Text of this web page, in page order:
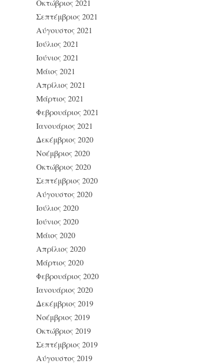
Οκτώβριος 2021
Σεπτέμβριος 2021
Αύγουστος 2021
Ιούλιος 2021
Ιούνιος 2021
Μάιος 2021
Απρίλιος 2021
Μάρτιος 2021
Φεβρουάριος 2021
Ιανουάριος 2021
Δεκέμβριος 2020
Νοέμβριος 2020
Οκτώβριος 2020
Σεπτέμβριος 2020
Αύγουστος 2020
Ιούλιος 2020
Ιούνιος 2020
Μάιος 2020
Απρίλιος 2020
Μάρτιος 2020
Φεβρουάριος 2020
Ιανουάριος 2020
Δεκέμβριος 2019
Νοέμβριος 2019
Οκτώβριος 2019
Σεπτέμβριος 2019
Αύγουστος 2019